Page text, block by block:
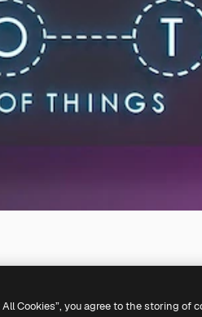
Cookies”, you agree to the storing of